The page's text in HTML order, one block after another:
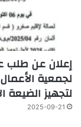
لجمعية
لتجهيز الضيعة
2025-09-21